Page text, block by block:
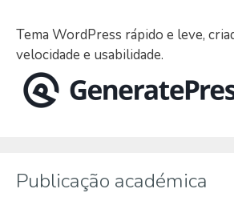
Tema WordPress rápido e leve,
velocidade e usabilidade.
Publicação académica